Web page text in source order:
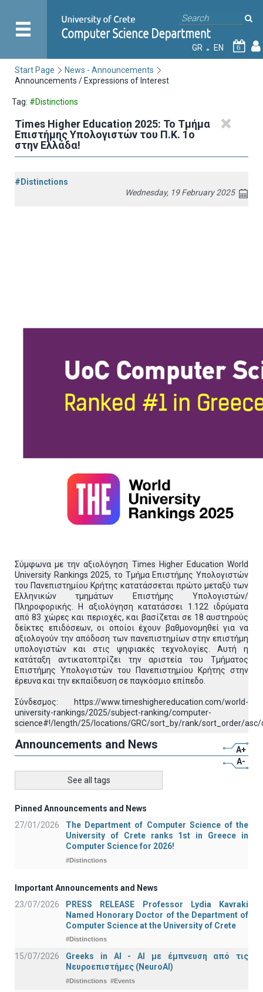
GR EN 6
Start Page
News - Announcements
Announcements / Expressions of Interest
Tag: #Distinctions
Times Higher Education 2025: Το Τμήμα
Επιστήμης Υπολογιστών του Π.Κ. 1ο
στην Ελλάδα!
#Distinctions
Wednesday, 19 February 2025
Σύμφωνα με την αξιολόγηση Times Higher Education World
University Rankings 2025, το Τμήμα Επιστήμης Υπολογιστών
του Πανεπιστημίου Κρήτης κατατάσσεται πρώτο μεταξύ των
Ελληνικών τμημάτων Επιστήμης Υπολογιστών/
Πληροφορικής. Η αξιολόγηση κατατάσσει 1.122 ιδρύματα
από 83 χώρες και περιοχές, και βασίζεται σε 18 αυστηρούς
δείκτες επιδόσεων, οι οποίοι έχουν βαθμονομηθεί για να
αξιολογούν την απόδοση των πανεπιστημίων στην επιστήμη
υπολογιστών και στις ψηφιακές τεχνολογίες. Αυτή η
κατάταξη αντικατοπτρίζει την αριστεία του Τμήματος
Επιστήμης Υπολογιστών του Πανεπιστημίου Κρήτης στην
έρευνα και την εκπαίδευση σε παγκόσμιο επίπεδο.
Σύνδεσμος: https://www.timeshighereducation.com/world-
university-rankings/2025/subject-ranking/computer-
science#!/length/25/locations/GRC/sort_by/rank/sort_order/asc/
Announcements and News
A+
A-
See all tags
Pinned Announcements and News
27/01/2026
The Department of Computer Science of the
University of Crete ranks 1st in Greece in
Computer Science for 2026!
#Distinctions
Important Announcements and News
23/07/2026
PRESS RELEASE Professor Lydia Kavraki
Named Honorary Doctor of the Department of
Computer Science at the University of Crete
#Distinctions
15/07/2026
Greeks in AI - ΑΙ με έμπνευση από τις
Νευροεπιστήμες (NeuroAI)
#Distinctions #Events